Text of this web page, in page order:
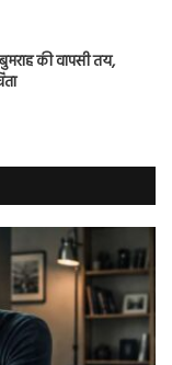
की वापसी तय,